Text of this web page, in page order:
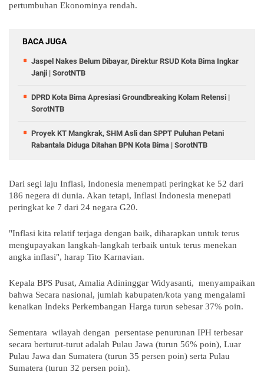
pertumbuhan Ekonominya rendah.
BACA JUGA
Jaspel Nakes Belum Dibayar, Direktur RSUD Kota Bima Ingkar
Janji | SorotNTB
DPRD Kota Bima Apresiasi Groundbreaking Kolam Retensi |
SorotNTB
Proyek KT Mangkrak, SHM Asli dan SPPT Puluhan Petani
Rabantala Diduga Ditahan BPN Kota Bima | SorotNTB
Dari segi laju Inflasi, Indonesia menempati peringkat ke 52 dari
186 negera di dunia. Akan tetapi, Inflasi Indonesia menepati
peringkat ke 7 dari 24 negara G20.
"Inflasi kita relatif terjaga dengan baik, diharapkan untuk terus
mengupayakan langkah-langkah terbaik untuk terus menekan
angka inflasi", harap Tito Karnavian.
Kepala BPS Pusat, Amalia Adininggar Widyasanti, menyampaikan
bahwa Secara nasional, jumlah kabupaten/kota yang mengalami
kenaikan Indeks Perkembangan Harga turun sebesar 37% poin.
Sementara wilayah dengan persentase penurunan IPH terbesar
secara berturut-turut adalah Pulau Jawa (turun 56% poin), Luar
Pulau Jawa dan Sumatera (turun 35 persen poin) serta Pulau
Sumatera (turun 32 persen poin).